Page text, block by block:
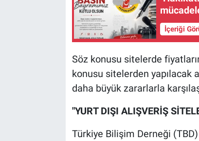
İçeriği
Söz konusu sitelerde
konusu sitelerden yapılacak
daha büyük zararlarla
"YURT DIŞI ALIŞVERİŞ
Türkiye Bilişim Derneği